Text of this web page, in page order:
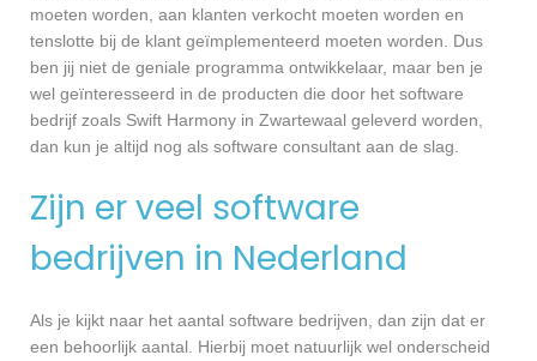
moeten worden, aan klanten verkocht moeten worden en
tenslotte bij de klant geïmplementeerd moeten worden. Dus
ben jij niet de geniale programma ontwikkelaar, maar ben je
wel geïnteresseerd in de producten die door het software
bedrijf zoals Swift Harmony in Zwartewaal geleverd worden,
dan kun je altijd nog als software consultant aan de slag.
Zijn er veel software
bedrijven in Nederland
Als je kijkt naar het aantal software bedrijven, dan zijn dat er
een behoorlijk aantal. Hierbij moet natuurlijk wel onderscheid